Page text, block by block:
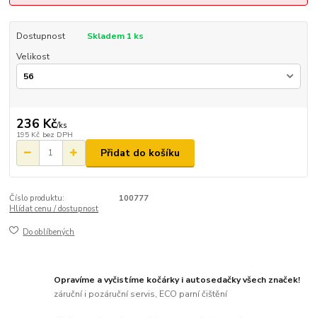
Dostupnost
Skladem 1 ks
Velikost
236 Kč/ks
195 Kč bez DPH
Přidat do košíku
Číslo produktu:
100777
Hlídat cenu / dostupnost
Do oblíbených
Opravíme a vyčistíme kočárky i autosedačky všech značek!
záruční i pozáruční servis, ECO parní čištění